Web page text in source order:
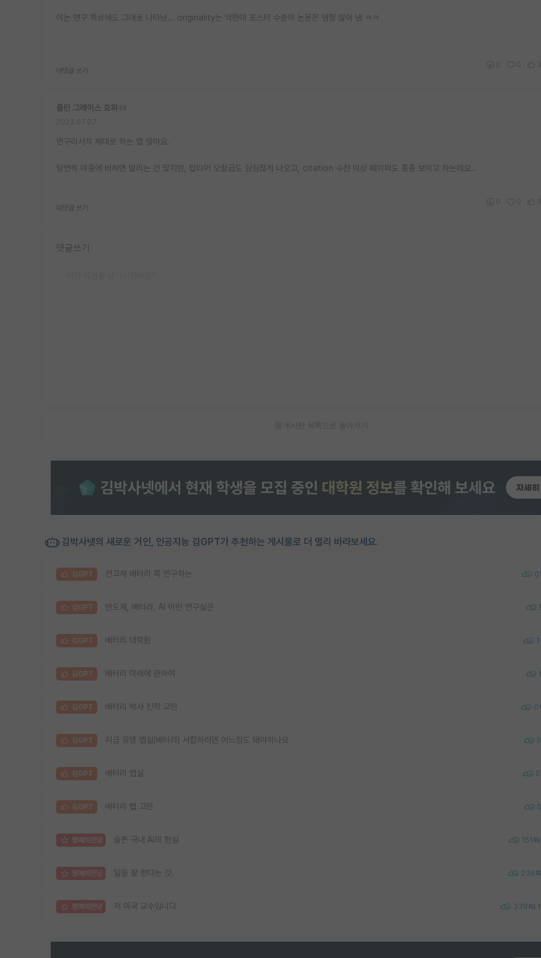
이는 연구 특성에도 그대로 나타남... originality는 약한데 포스터 수준의 논문은 엄청 많이 냄 ㅋㅋ
대댓글 쓰기
졸린 그레이스 호퍼
연구리서치 제대로 하는 랩 많아요.
당연히 미중에 비하면 딸리는 건 맞지만, 탑티어 오랄급도 심심찮게 나오고, citation 수천 이상 페이퍼도 종종 보이고 하는데요..
대댓글 쓰기
댓글쓰기
게시판 목록으로 돌아가기
김박사넷의 새로운 거인, 인공지능 김GPT가 추천하는 게시물로 더 멀리 바라보세요.
김GPT 전고체 배터리 쪽 연구하는 0
김GPT 반도체, 배터리, AI 이런 연구실은
김GPT 배터리 대학원 1
김GPT 배터리 미래에 관하여
김GPT 배터리 박사 진학 고민 0
김GPT 지금 유명 랩실(배터리) 서합하려면 어느정도 돼야하나요 0
김GPT 배터리 랩실 0
김GPT 배터리 랩 고민 0
명예의전당 슬픈 국내 AI의 현실 151
명예의전당 일을 잘 한다는 것. 236
명예의전당 저 미국 교수입니다 339